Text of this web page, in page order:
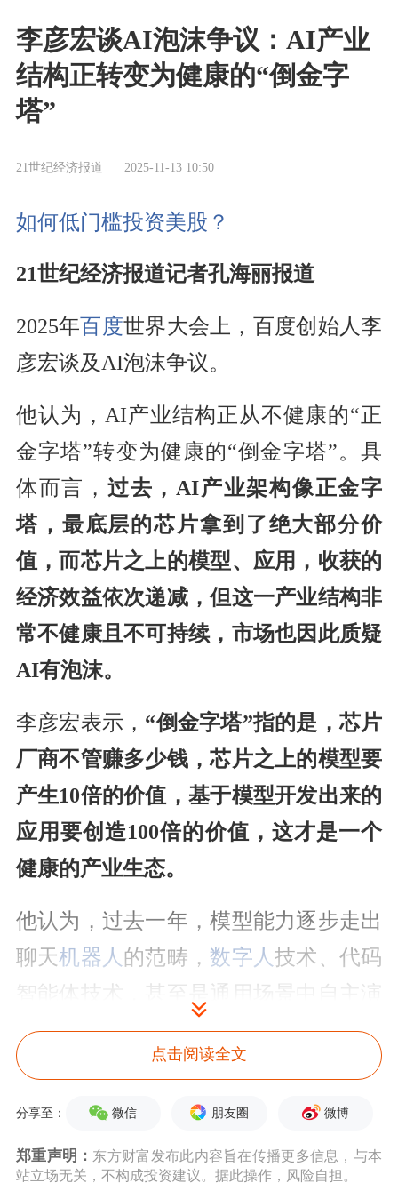
李彦宏谈AI泡沫争议：AI产业
结构正转变为健康的“倒金字
塔”
21世纪经济报道 2025-11-13 10:50
如何低门槛投资美股？
21世纪经济报道记者孔海丽报道
2025年百度世界大会上，百度创始人李
彦宏谈及AI泡沫争议。
他认为，AI产业结构正从不健康的“正
金字塔”转变为健康的“倒金字塔”。具
体而言， 过去，AI产业架构像正金字
塔，最底层的芯片拿到了绝大部分价
值，而芯片之上的模型、应用，收获的
经济效益依次递减，但这一产业结构非
常不健康且不可持续，市场也因此质疑
AI有泡沫。
李彦宏表示， “倒金字塔”指的是，芯片
厂商不管赚多少钱，芯片之上的模型要
产生10倍的价值，基于模型开发出来的
应用要创造100倍的价值，这才是一个
健康的产业生态。
他认为，过去一年，模型能力逐步走出
聊天机器人 的范畴， 数字人技术、代码
智能体技术，甚至是通用场景中自主演
化寻找“全局最优解”的技术，已有长足
发展。
李彦宏称，当AI能力被内化为一种原生
能力时，智能就不再是成本，而是生产
点击阅读全文
分享至： 微信 朋友圈 微博
郑重声明： 东方财富发布此内容旨在传播更多信息，与本
站立场无关，不构成投资建议。据此操作，风险自担。